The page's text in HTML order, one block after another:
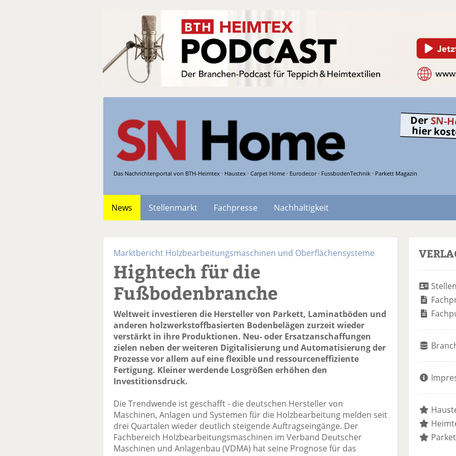
Das Nachrichtenportal von BTH-Heimtex · Haustex · Carpet Home · Eurodecor · FussbodenTechnik · Parkett Magazin
Der SN-
hier
News Stellenmarkt Fachpresse
Nachhaltigkeit
Marktbericht Holzbearbeitungsmaschinen und Oberflächensysteme
Hightech für die
Fußbodenbranche
Weltweit investieren die Hersteller von Parkett, Laminatböden und
anderen holzwerkstoffbasierten Bodenbelägen zurzeit wieder
verstärkt in ihre Produktionen. Neu- oder Ersatzanschaffungen
zielen neben der weiteren Digitalisierung und Automatisierung der
Prozesse vor allem auf eine flexible und ressourceneffiziente
Fertigung. Kleiner werdende Losgrößen erhöhen den
Investitionsdruck.
Die Trendwende ist geschafft - die deutschen Hersteller von
Maschinen, Anlagen und Systemen für die Holzbearbeitung melden seit
drei Quartalen wieder deutlich steigende Auftragseingänge. Der
Fachbereich Holzbearbeitungsmaschinen im Verband Deutscher
Maschinen und Anlagenbau (VDMA) hat seine Prognose für das